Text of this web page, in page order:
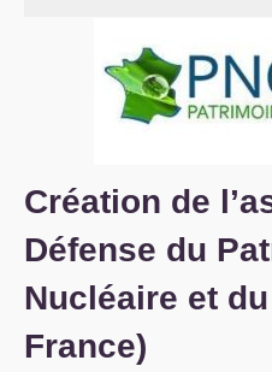
S’organiser
Comprendre...
Création de
Défense du
Nucléaire et
France)